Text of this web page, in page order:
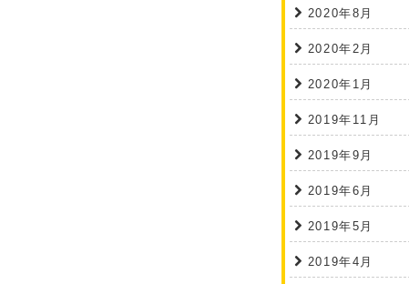
2020年8月
2020年2月
2020年1月
2019年11月
2019年9月
2019年6月
2019年5月
2019年4月